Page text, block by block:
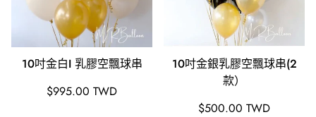
10吋金白I 乳膠空飄球串
原
$995.00 TWD
10吋金銀乳膠空飄球串(2
款）
原
$500.00 TWD